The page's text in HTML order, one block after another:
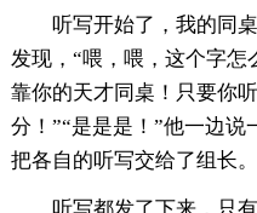
听写开始了，我的同
发现，“喂，喂，这个字怎
靠你的天才同桌！只要你
分！”“是是是！”他一边
把各自的听写交给了组长。